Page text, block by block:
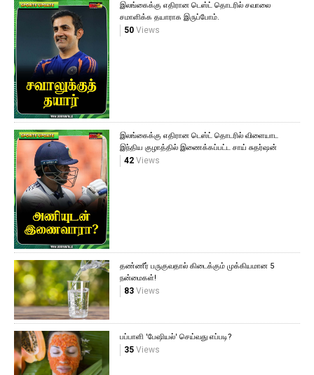
இலங்கைக்கு எதிரான டெஸ்ட் தொடரில் சவாலை
சமாளிக்க தயாராக இருப்போம்.
50Views
இலங்கைக்கு எதிரான டெஸ்ட் தொடரில் விளையாட
இந்திய குழாத்தில் இணைக்கப்பட்ட சாய் சுதர்ஷன்
42Views
தண்ணீர் பருகுவதால் கிடைக்கும் முக்கியமான 5
நன்மைகள்!
83Views
பப்பாளி 'பேஷியல்' செய்வது எப்படி?
35Views